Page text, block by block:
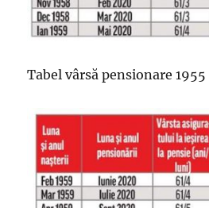
Tabel vârsă pensionare